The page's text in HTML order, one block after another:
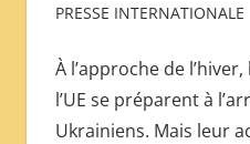
Géostratégie-
PRESS
REVIEW
——
PRESSE INTERNATIONALE
À l’approche de
l’UE se préparent à
Ukrainiens. Mais leur